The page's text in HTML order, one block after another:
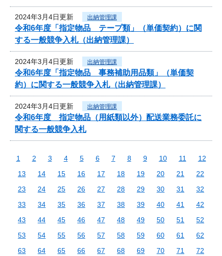
2024年3月4日更新 出納管理課
令和6年度「指定物品 テープ類」（単価契約）に関
する一般競争入札（出納管理課）
2024年3月4日更新 出納管理課
令和6年度「指定物品 事務補助用品類」（単価契
約）に関する一般競争入札（出納管理課）
2024年3月4日更新 出納管理課
令和6年度 指定物品（用紙類以外）配送業務委託に
関する一般競争入札
1 2 3 4 5 6 7 8 9 10 11
12
13
14 15 16 17 18 19 20 21
22
23
24 25 26 27 28 29 30 31
32
33
34 35 36 37 38 39 40 41
42
43
44 45 46 47 48 49 50 51
52
53
54 55 56 57 58 59 60 61
62
63
64 65 66 67 68 69 70 71
72